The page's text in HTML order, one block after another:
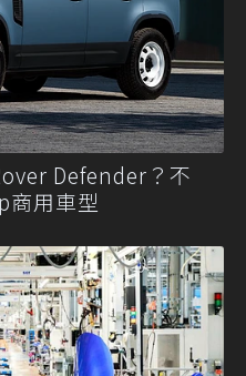
Defender？不
商用車型